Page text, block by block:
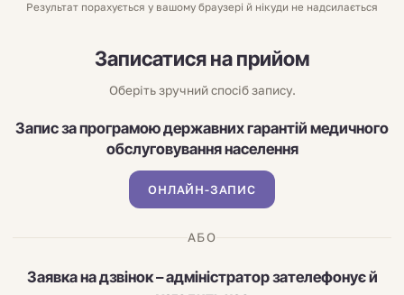
Результат порахується у вашому браузері й нікуди не надсилається
Записатися на прийом
Оберіть зручний спосіб запису.
Запис за програмою державних гарантій медичного
обслуговування населення
ОНЛАЙН-ЗАПИС
АБО
Заявка на дзвінок – адміністратор зателефонує й